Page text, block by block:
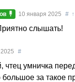
10 января 2025 # ↑
слышать!
#
чтец умничка
за такое